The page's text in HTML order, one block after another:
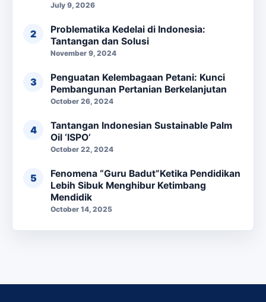
July 9, 2026
Problematika Kedelai di Indonesia:
Tantangan dan Solusi
November 9, 2024
Penguatan Kelembagaan Petani: Kunci
Pembangunan Pertanian Berkelanjutan
October 26, 2024
Tantangan Indonesian Sustainable Palm
Oil ‘ISPO’
October 22, 2024
Fenomena “Guru Badut”Ketika Pendidikan
Lebih Sibuk Menghibur Ketimbang
Mendidik
October 14, 2025